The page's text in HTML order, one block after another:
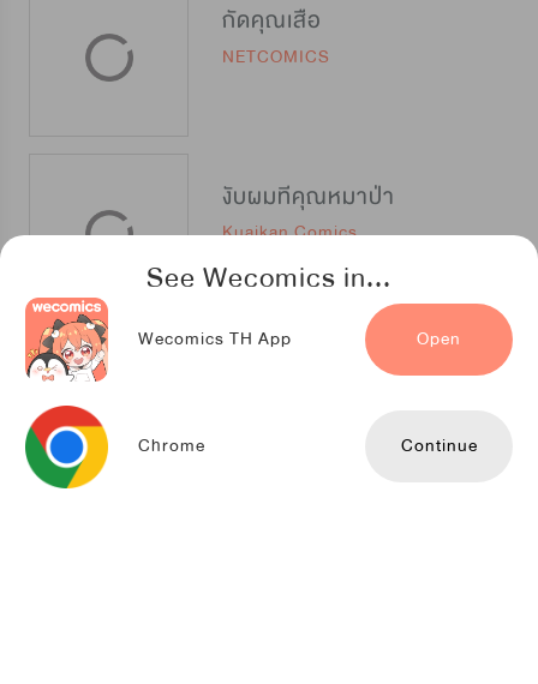
See Wecomics in...
Wecomics TH App Open
Chrome Continue
กัดคุณเสือ
NETCOMICS
งับผมทีคุณหมาป่า
Kuaikan Comics